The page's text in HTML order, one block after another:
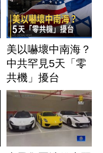
美以嚇壞中南海？
中共罕見5天「零
共機」擾台